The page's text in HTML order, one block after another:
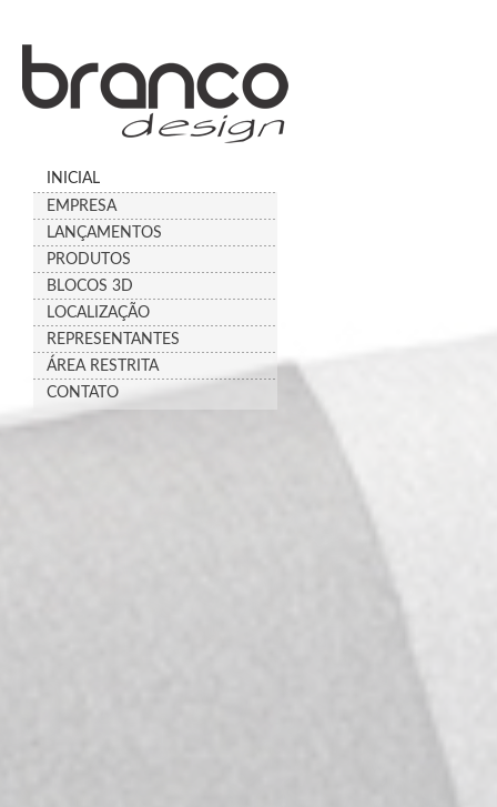
INICIAL
EMPRESA
LANÇAMENTOS
PRODUTOS
BLOCOS 3D
LOCALIZAÇÃO
REPRESENTANTES
ÁREA RESTRITA
CONTATO